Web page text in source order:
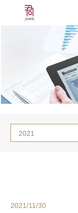
2021
2021/11/30